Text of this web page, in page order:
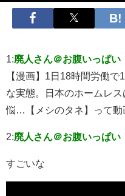
1:廃人さん＠お腹いっぱい
【漫画】1日18時間労働
な実態。日本のホームレ
悩…【メシのタネ】って動
2:廃人さん＠お腹いっぱい
すごいな